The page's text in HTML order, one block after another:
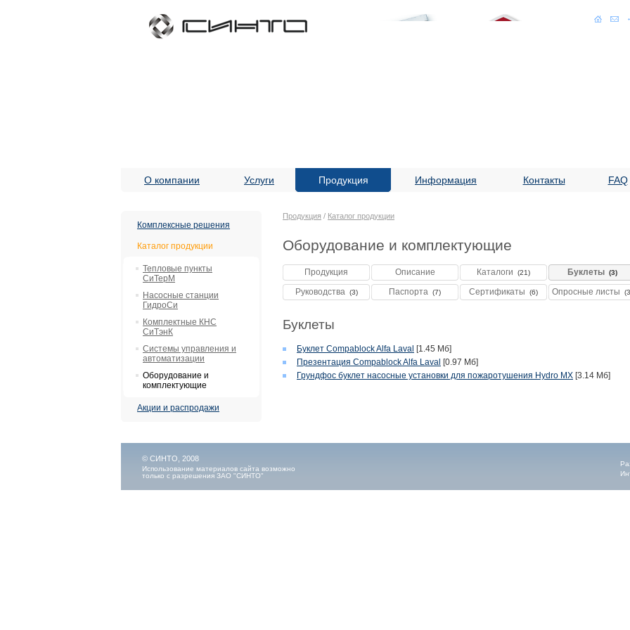
О компании Услуги Продукция Информация Контакты FAQ
Комплексные решения
Каталог продукции
Тепловые пункты
СиТерМ
Насосные станции
ГидроСи
Комплектные КНС
СиТэнК
Системы управления и
автоматизации
Оборудование и
комплектующие
Акции и распродажи
Продукция / Каталог продукции
Оборудование и комплектующие
Продукция Описание Каталоги (21) Буклеты(3)
Руководства (3) Паспорта (7) Сертификаты (6) Опросные листы
Буклеты
Буклет Compablock Alfa Laval [1.45 Мб]
Презентация Compablock Alfa Laval [0.97 Мб]
Грундфос буклет насосные установки для пожаротушения Hydro MX [3.14 Мб]
© СИНТО, 2008
Использование материалов сайта возможно
только с разрешения ЗАО "СИНТО"